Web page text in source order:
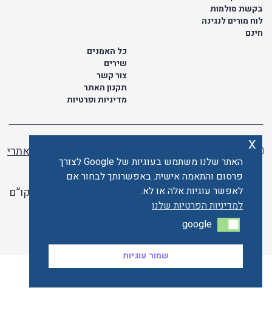
בקשת סולמות
לוח מורים לנגינה
חינם
כל האמנים
שירים
צור קשר
תקנון האתר
מדיניות ופרטיות
© כל הזכויות שמורות לתו ישראלי | ליאור מזור -
בניית אתרי
וורדפרס
האתר פועל ברשיון אקו”ם
האתר שלנו משתמש בעוגיות של Google לצורך
פרסום והתאמה אישית. באפשרותך לבחור אם
לאפשר עוגיות אלה או לא.
למדיניות הפרטיות שלנו
google
google
שמור עוגיות
x